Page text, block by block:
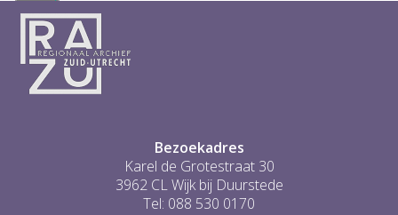
3
4
5
6
...
Bezoekadres
Karel de Grotestraat 30
3962 CL Wijk bij Duurstede
Tel: 088 530 0170